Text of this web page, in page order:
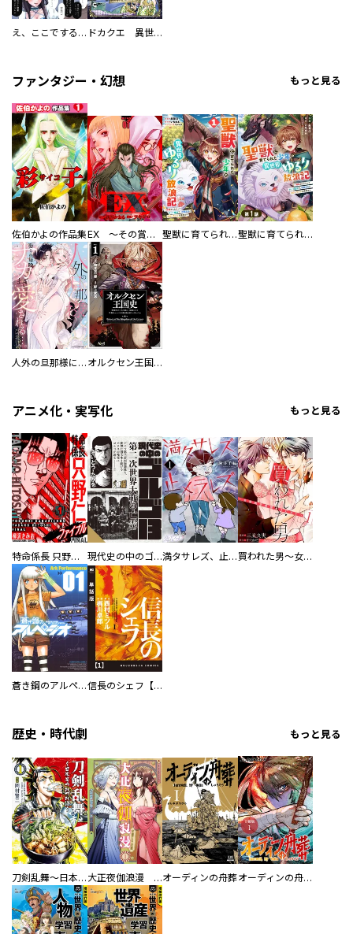
え、ここでするの？ アイドルのファンが知らない日常 ドカクエ 異世界ドカコッククエスト
ファンタジー・幻想 もっと見る
佐伯かよの作品集 EX ～その賞金稼ぎは、世界の出口を探す～【単行本版】 聖獣に育てられた少年の異世界ゆるり放浪記～神様からもらったチート魔法で、仲間たちとスローライフを満喫中～ 聖獣に育てられた少年の異世界ゆるり放浪記～神様からもらったチート魔法で、仲間たちとスローライフを満喫中～【分冊版】
人外の旦那様に娶られ毎晩ナカまで愛される…。アンソロジー オルクセン王国史
アニメ化・実写化 もっと見る
特命係長 只野仁ファイナル 愛蔵版 現代史の中のゴルゴ13 満タサレズ、止メラレズ 買われた男～女性限定快感セラピスト～【描き下ろしおまけ付き特装版】
蒼き鋼のアルペジオ 信長のシェフ【単話版】
歴史・時代劇 もっと見る
刀剣乱舞～日本号つれづれ酒～ 大正夜伽浪漫 －金曜日の花嫁—オーディンの舟葬 オーディンの舟葬 分冊版